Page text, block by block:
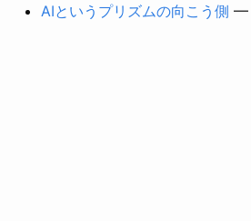
AIというプリズムの向こう側 —